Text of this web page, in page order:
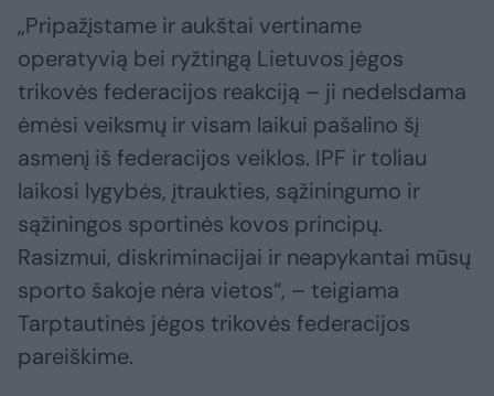
„Pripažįstame ir aukštai vertiname
operatyvią bei ryžtingą Lietuvos jėgos
trikovės federacijos reakciją – ji nedelsdama
ėmėsi veiksmų ir visam laikui pašalino šį
asmenį iš federacijos veiklos. IPF ir toliau
laikosi lygybės, įtraukties, sąžiningumo ir
sąžiningos sportinės kovos principų.
Rasizmui, diskriminacijai ir neapykantai mūsų
sporto šakoje nėra vietos“, – teigiama
Tarptautinės jėgos trikovės federacijos
pareiškime.